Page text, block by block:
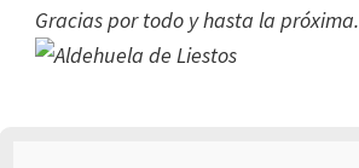
Gracias por todo y hasta la próxima.